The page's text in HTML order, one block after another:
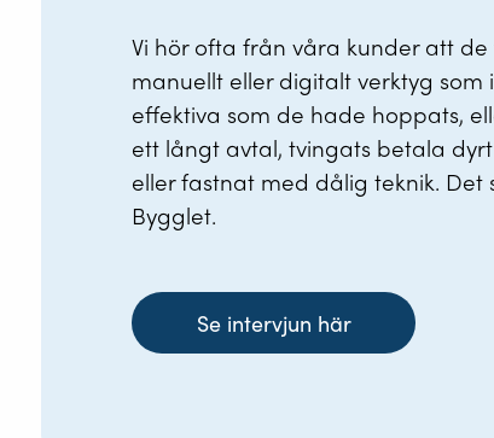
Vi hör ofta från våra kunder att
manuellt eller digitalt verktyg som
effektiva som de hade hoppats,
ett långt avtal, tvingats betala
eller fastnat med dålig teknik. Det
Bygglet.
Se intervjun här